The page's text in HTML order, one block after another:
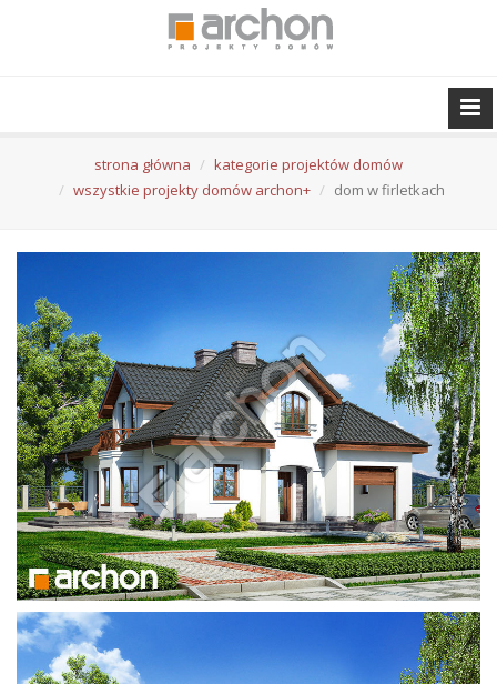
strona główna
kategorie projektów domów
wszystkie projekty domów archon+
dom w firletkach